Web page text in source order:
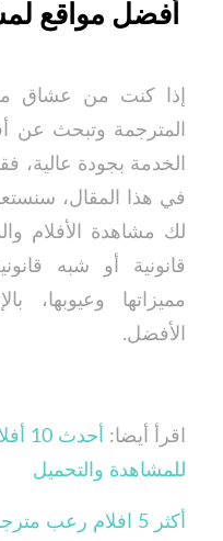
أفضل مواقع
إذا كنت من عشاق
المترجمة وتبحث عن
الخدمة بجودة عالية،
في هذا المقال،
لك مشاهدة الأفلام
قانونية أو شبه
مميزاتها وعيوبها،
الأفضل.
اقرأ أيضا:
للمشاهدة والتحميل
أكثر 5 افلام رعب مترجمة مخيفة ومروعة 2022